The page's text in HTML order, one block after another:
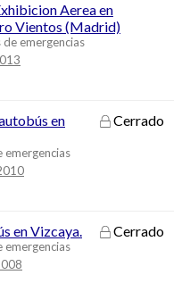
Aerea en
Vientos (Madrid)
emergencias
Cerrado
en
emergencias
Cerrado
en Vizcaya.
emergencias